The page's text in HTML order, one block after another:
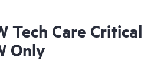
Tech Care Critical
Only